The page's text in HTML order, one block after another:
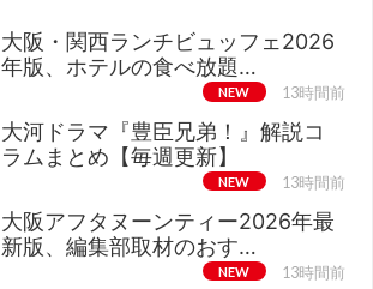
大阪・関西ランチビュッフェ2026
年版、ホテルの食べ放題…
NEW 13時間前
大河ドラマ『豊臣兄弟！』解説コ
ラムまとめ【毎週更新】
NEW 13時間前
大阪アフタヌーンティー2026年最
新版、編集部取材のおす…
NEW 13時間前